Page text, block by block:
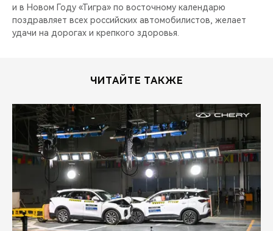
и в Новом Году «Тигра» по восточному календарю
поздравляет всех российских автомобилистов, желает
удачи на дорогах и крепкого здоровья.
ЧИТАЙТЕ ТАКЖЕ